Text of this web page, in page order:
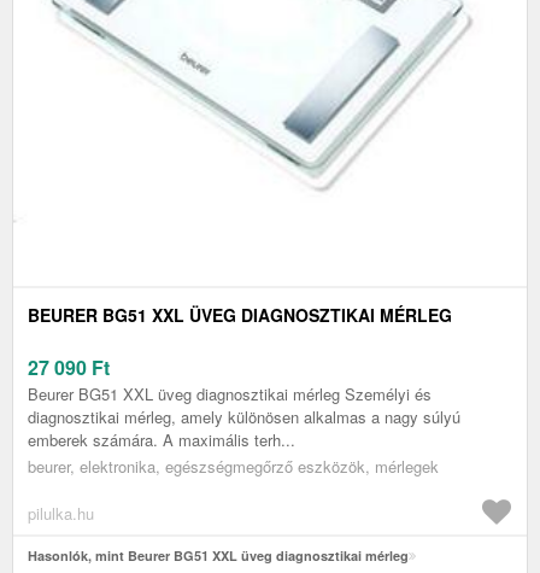
BEURER BG51 XXL ÜVEG DIAGNOSZTIKAI MÉRLEG
27 090 Ft
Beurer BG51 XXL üveg diagnosztikai mérleg Személyi és
diagnosztikai mérleg, amely különösen alkalmas a nagy súlyú
emberek számára. A maximális terh...
beurer, elektronika, egészségmegőrző eszközök, mérlegek
pilulka.hu
Hasonlók, mint Beurer BG51 XXL üveg diagnosztikai mérleg